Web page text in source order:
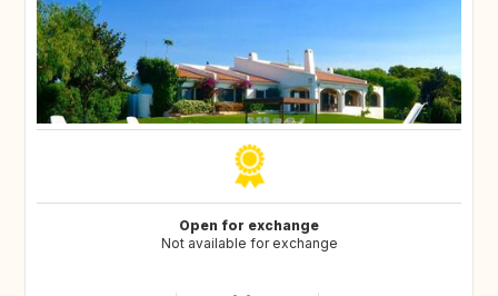
Open for exchange
Not available for exchange